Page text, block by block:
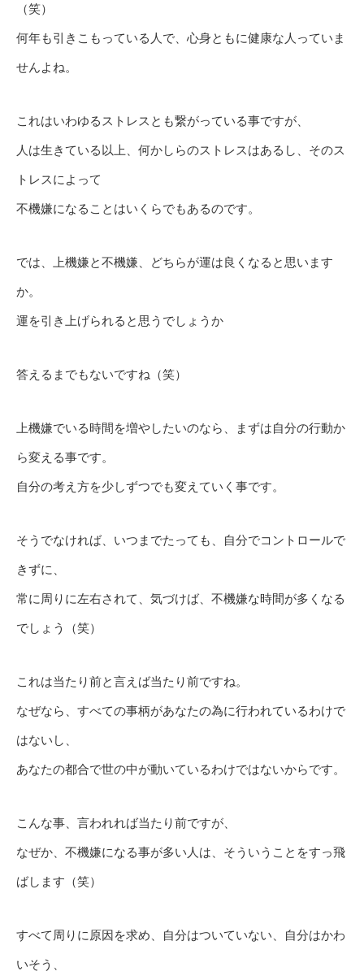
（笑）
何年も引きこもっている人で、心身ともに健康な人っていま
せんよね。
これはいわゆるストレスとも繋がっている事ですが、
人は生きている以上、何かしらのストレスはあるし、そのス
トレスによって
不機嫌になることはいくらでもあるのです。
では、上機嫌と不機嫌、どちらが運は良くなると思います
か。
運を引き上げられると思うでしょうか
答えるまでもないですね（笑）
上機嫌でいる時間を増やしたいのなら、まずは自分の行動か
ら変える事です。
自分の考え方を少しずつでも変えていく事です。
そうでなければ、いつまでたっても、自分でコントロールで
きずに、
常に周りに左右されて、気づけば、不機嫌な時間が多くなる
でしょう（笑）
これは当たり前と言えば当たり前ですね。
なぜなら、すべての事柄があなたの為に行われているわけで
はないし、
あなたの都合で世の中が動いているわけではないからです。
こんな事、言われれば当たり前ですが、
なぜか、不機嫌になる事が多い人は、そういうことをすっ飛
ばします（笑）
すべて周りに原因を求め、自分はついていない、自分はかわ
いそう、